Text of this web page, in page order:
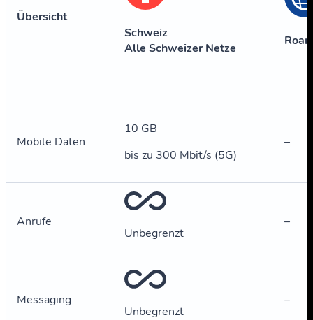
Übersicht
Schweiz
Alle Schweizer Netze
Mobile Daten
10 GB
bis zu 300 Mbit/s (5G)
–
Anrufe
Unbegrenzt
–
Messaging
Unbegrenzt
–